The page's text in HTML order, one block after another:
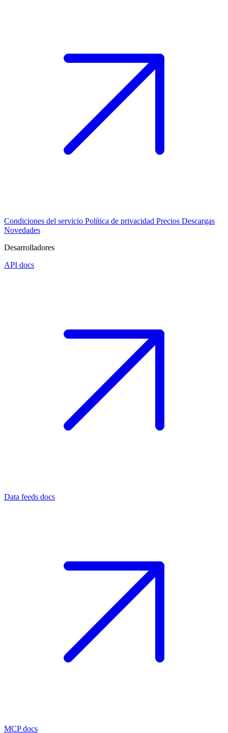
Condiciones del servicio Política de privacidad Precios Descargas
Novedades
Desarrolladores
API docs
Data feeds docs
MCP docs